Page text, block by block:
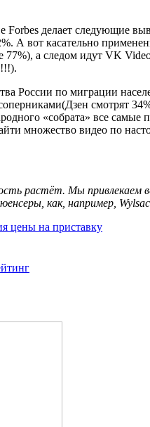
Forbes делает следующие
вот касательно
77%), а следом идут VK
России по миграции
смотрят
«собрата» все самые
множество видео по
растёт. Мы привлекаем
как, например,
цены на приставку